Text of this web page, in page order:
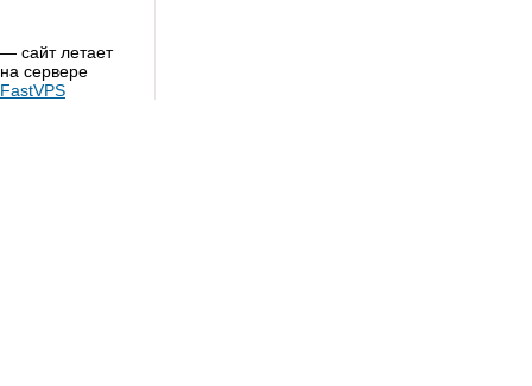
— сайт летает
на сервере
FastVPS